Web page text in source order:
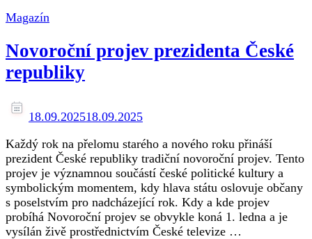
Magazín
Novoroční projev prezidenta České
republiky
18.09.202518.09.2025
Každý rok na přelomu starého a nového roku přináší
prezident České republiky tradiční novoroční projev. Tento
projev je významnou součástí české politické kultury a
symbolickým momentem, kdy hlava státu oslovuje občany
s poselstvím pro nadcházející rok. Kdy a kde projev
probíhá Novoroční projev se obvykle koná 1. ledna a je
vysílán živě prostřednictvím České televize …